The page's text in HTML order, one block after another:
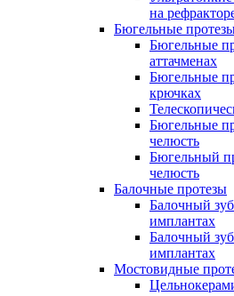
на
Бюгельные
Бюгельные
аттачменах
Бюгельные
крючках
Бюгельные
челюсть
Бюгельный
челюсть
Балочные протезы
Балочный
имплантах
Балочный
имплантах
Мостовидные